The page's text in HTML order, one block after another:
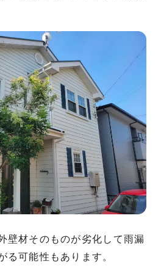
壁材そのものが劣化して雨漏
る可能性もあります。